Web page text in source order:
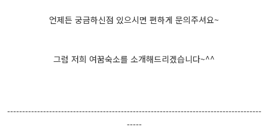
언제든 궁금하신점 있으시면 편하게 문의주셔요~
그럼 저희 여꿈숙소를 소개해드리겠습니다~^^
-------------------------------------------------------------------------------------
-----